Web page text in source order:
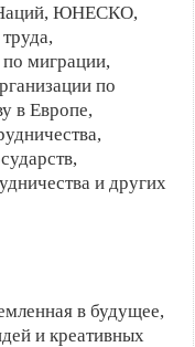
Наций, ЮНЕСКО,
миграции,
по
в Европе,
и других
в будущее,
и креативных